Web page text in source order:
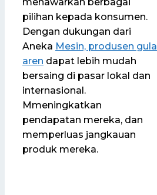
pilihan kepada konsumen.
Dengan dukungan dari
Aneka Mesin, produsen gula
aren dapat lebih mudah
bersaing di pasar lokal dan
internasional.
Mmeningkatkan
pendapatan mereka, dan
memperluas jangkauan
produk mereka.